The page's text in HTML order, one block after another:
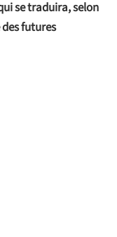
se traduira, selon
futures